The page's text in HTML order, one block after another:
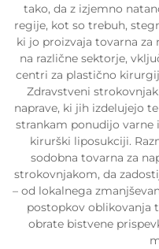
tako, da z izjemno
regije, kot so trebuh,
ki jo proizvaja tovarna za
na različne sektorje,
centri za plastično
Zdravstveni
naprave, ki jih izdelujejo
strankam ponudijo
kirurški liposukciji.
sodobna tovarna za
strokovnjakom, da
– od lokalnega
postopkov oblikovanja
obrate bistvene